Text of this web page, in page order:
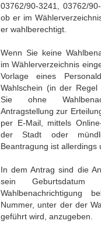
03762/90-3241, 03762/
ob er im
er wahlberechtigt.
Wenn Sie keine
im Wählerverzeichnis
Vorlage eines
Wahlschein (in der
Sie ohne
Antragstellung zur
per E-Mail, mittels
der Stadt oder
Beantragung ist allerdings
In dem An­trag sind die
sein
Wahlbenachrichtigung
Nummer, unter der der
geführt wird, anzugeben.